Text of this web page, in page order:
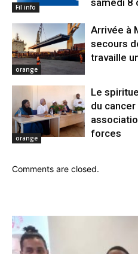
Fil info samedi 8
orange
Arrivée à
secours
travaille
orange
Le
du
forces
Comments are closed.